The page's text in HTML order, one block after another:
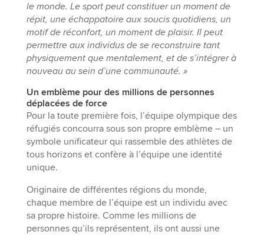
le monde. Le sport peut constituer un moment de
répit, une échappatoire aux soucis quotidiens, un
motif de réconfort, un moment de plaisir. Il peut
permettre aux individus de se reconstruire tant
physiquement que mentalement, et de s’intégrer à
nouveau au sein d’une communauté. »
Un emblème pour des millions de personnes
déplacées de force
Pour la toute première fois, l’équipe olympique des
réfugiés concourra sous son propre emblème – un
symbole unificateur qui rassemble des athlètes de
tous horizons et confère à l’équipe une identité
unique.
Originaire de différentes régions du monde,
chaque membre de l’équipe est un individu avec
sa propre histoire. Comme les millions de
personnes qu’ils représentent, ils ont aussi une